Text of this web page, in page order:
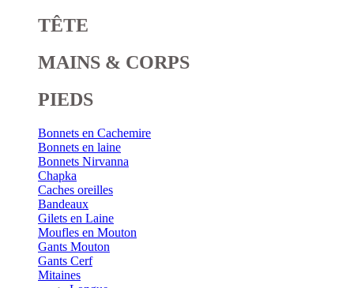
TÊTE
MAINS & CORPS
PIEDS
Bonnets en Cachemire
Bonnets en laine
Bonnets Nirvanna
Chapka
Caches oreilles
Bandeaux
Gilets en Laine
Moufles en Mouton
Gants Mouton
Gants Cerf
Mitaines